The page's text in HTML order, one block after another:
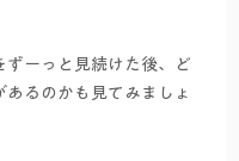
ずーっと見続けた後、ど
あるのかも見てみましょ